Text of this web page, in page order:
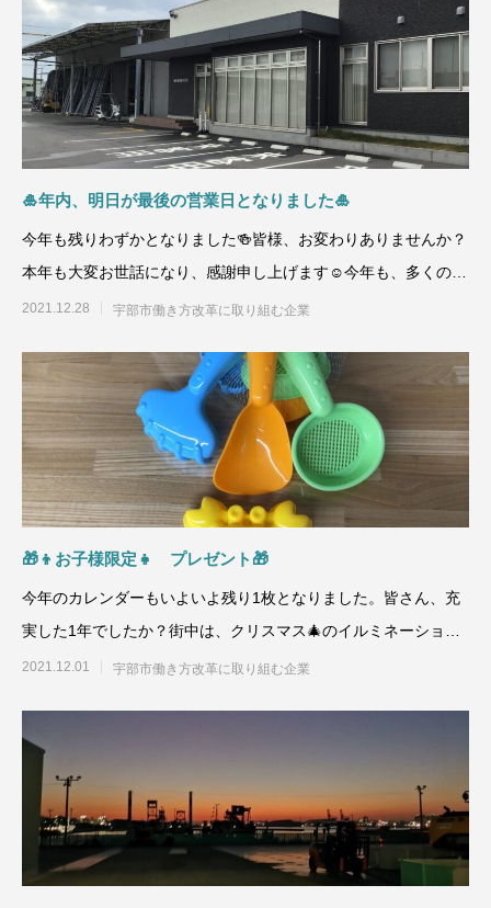
🎍年内、明日が最後の営業日となりました🎍
今年も残りわずかとなりました🍻皆様、お変わりありませんか？
本年も大変お世話になり、感謝申し上げます☺今年も、多くの方
と一緒に仕事ができ
2021.12.28 宇部市働き方改革に取り組む企業
🎁👦お子様限定👧 プレゼント🎁
今年のカレンダーもいよいよ残り1枚となりました。皆さん、充
実した1年でしたか？街中は、クリスマス🎄のイルミネーション
一色🌟ですね。どこか見
2021.12.01 宇部市働き方改革に取り組む企業